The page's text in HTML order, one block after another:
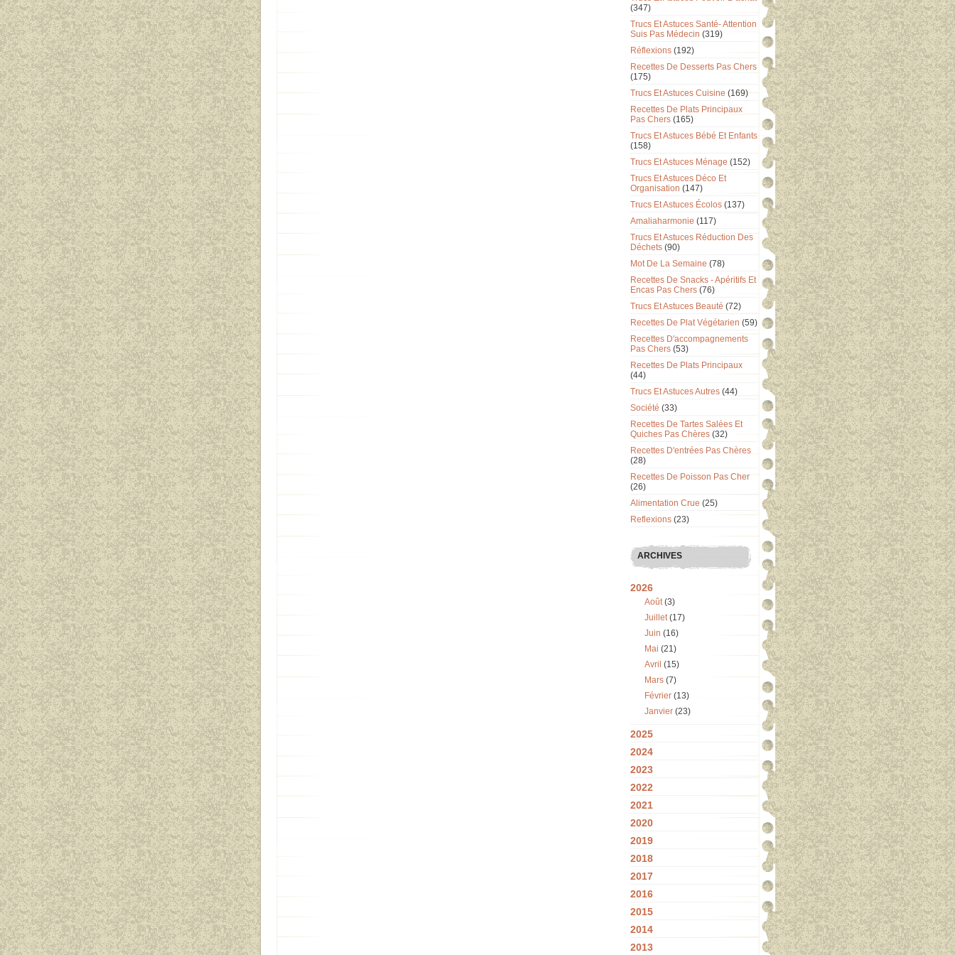
(347)
Trucs Et Astuces Santé- Attention
Suis Pas Médecin (319)
Réflexions (192)
Recettes De Desserts Pas Chers
(175)
Trucs Et Astuces Cuisine (169)
Recettes De Plats Principaux
Pas Chers (165)
Trucs Et Astuces Bébé Et Enfants
(158)
Trucs Et Astuces Ménage (152)
Trucs Et Astuces Déco Et
Organisation (147)
Trucs Et Astuces Écolos (137)
Amaliaharmonie (117)
Trucs Et Astuces Réduction Des
Déchets (90)
Mot De La Semaine (78)
Recettes De Snacks - Apéritifs Et
Encas Pas Chers (76)
Trucs Et Astuces Beauté (72)
Recettes De Plat Végétarien (59)
Recettes D'accompagnements
Pas Chers (53)
Recettes De Plats Principaux
(44)
Trucs Et Astuces Autres (44)
Société (33)
Recettes De Tartes Salées Et
Quiches Pas Chères (32)
Recettes D'entrées Pas Chères
(28)
Recettes De Poisson Pas Cher
(26)
Alimentation Crue (25)
Reflexions (23)
ARCHIVES
2026
Août(3)
Juillet(17)
Juin (16)
Mai (21)
Avril (15)
Mars (7)
Février (13)
Janvier (23)
2025
2024
2023
2022
2021
2020
2019
2018
2017
2016
2015
2014
2013